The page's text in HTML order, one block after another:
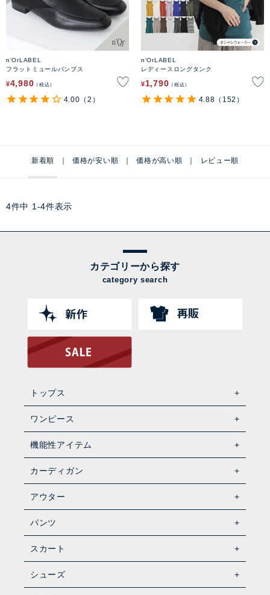
n'OrLABEL
フラットミュールパンプス
¥4,980 税込
4.00 （2）
n'OrLABEL
レディースロングタンク
¥1,790 税込
4.88 （152）
新着順 価格が安い順 価格が高い順 レビュー順
4件中 1 -4件表示
カテゴリーから探す
category search
トップス
ワンピース
機能性アイテム
カーディガン
アウター
パンツ
スカート
シューズ